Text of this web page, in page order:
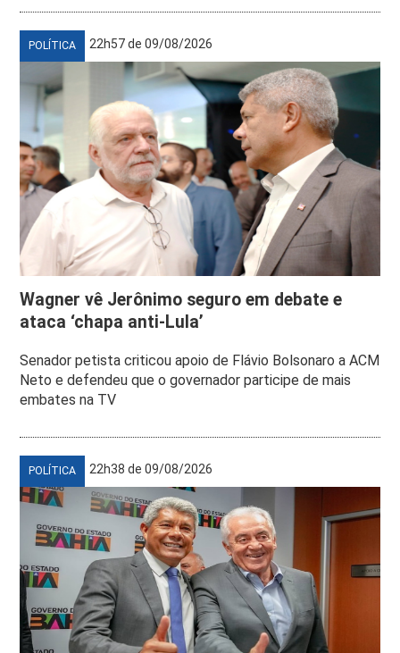
POLÍTICA 22h57 de 09/08/2026
Wagner vê Jerônimo seguro em debate e
ataca ‘chapa anti-Lula’
Senador petista criticou apoio de Flávio Bolsonaro a ACM
Neto e defendeu que o governador participe de mais
embates na TV
POLÍTICA 22h38 de 09/08/2026